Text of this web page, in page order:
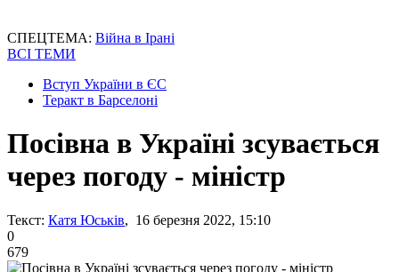
СПЕЦТЕМА: Війна в Ірані
ВСІ ТЕМИ
Вступ України в ЄС
Теракт в Барселоні
Посівна в Україні зсувається
через погоду - міністр
Текст: Катя Юськів, 16 березня 2022, 15:10
0
679